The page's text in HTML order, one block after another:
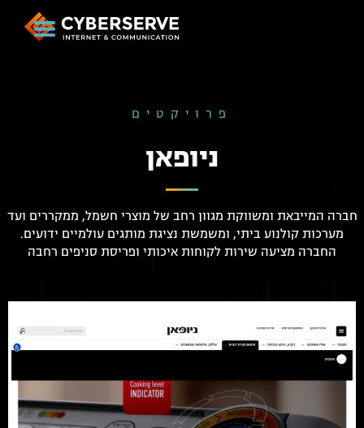
פרויקטים
ניופאן
חברה המייבאת ומשווקת מגוון רחב של מוצרי חשמל, ממקררים ועד
מערכות קולנוע ביתי, ומשמשת נציגת מותגים עולמיים ידועים.
החברה מציעה שירות לקוחות איכותי ופריסת סניפים רחבה